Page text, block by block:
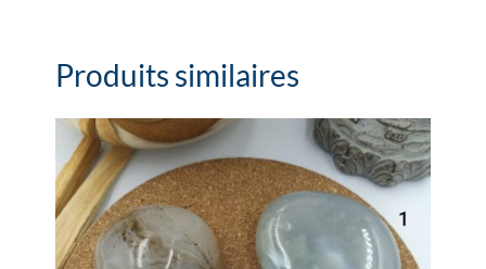
Produits similaires